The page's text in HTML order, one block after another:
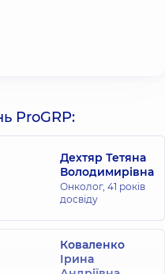
ProGRP:
Дехтяр Тетяна
Володимирівна
Онколог, 41 років
досвіду
Коваленко
Ірина